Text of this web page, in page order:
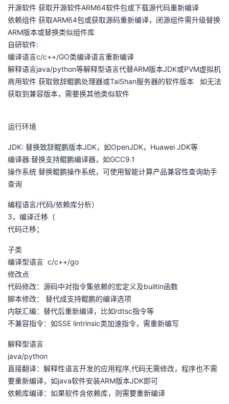
开源软件 获取开源软件ARM64软件包或下载源代码重新编译
依赖组件 获取ARM64包或获取源码重新编译，闭源组件需升级替换
ARM版本或替换类似组件库
自研软件:
编译语言c/c++/GO类编译语言重新编译
解释语言java/python等解释型语言代替ARM版本JDK或PVM虚拟机
商用软件 获取致辞鲲鹏处理器或TaiShan服务器的软件版本 如无法
获取到兼容版本，需要换其他类似软件
运行环境
JDK: 替换致辞鲲鹏版本JDK，如OpenJDK，Huawei JDK等
编译器:替换支持鲲鹏编译器，如GCC9.1
操作系统 替换鲲鹏操作系统，可使用智能计算产品兼容性查询助手
查询
编程语言/代码/依赖库分析）
3，编译迁移（
代码迁移；
子类
编译型语言 c/c++/go
修改点
代码修改：源码中对指令集依赖的宏定义及builtin函数
脚本修改： 替代成支持鲲鹏的编译选项
内联汇编：替代后重新编译，比如rdtsc指令等
不兼容指令：如SSE lintrinsic类加速指令，需重新编写
解释型语言
java/python
直接翻译：解释性语言开发的应用程序,代码无需修改，程序也不需
要重新编译，如java软件安装ARM版本JDK即可
依赖库编译：如果软件含依赖库，则需要重新编译